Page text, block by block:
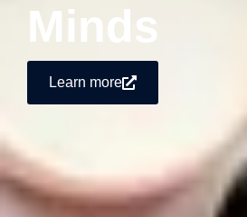
Minds
Learn more